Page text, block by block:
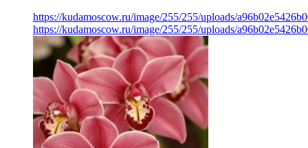
https://kudamoscow.ru/image/255/255/uploads/
https://kudamoscow.ru/image/255/255/uploads/